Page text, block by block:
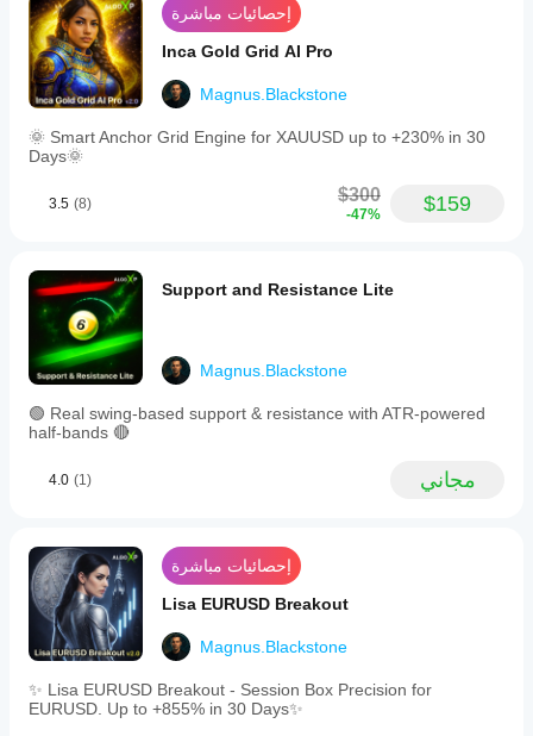
والفروقات
وجودة
التنفيذ.
يساعدك
اختبار
البوت في
بيئتك
الخاصة
كيفية أدائه
الفعلي.
إحصائيات مباشرة
Inca Gold Grid AI Pro
Magnus.Blackstone
🌞 Smart Anchor Grid Engine for XAUUSD up to +230% in 30
Days🌞
3.5 (8) $300
-47% $159
Support and Resistance Lite
Magnus.Blackstone
🟢 Real swing-based support & resistance with ATR-powered
half-bands 🔴
4.0 (1) مجاني
إحصائيات مباشرة
Lisa EURUSD Breakout
Magnus.Blackstone
✨ Lisa EURUSD Breakout - Session Box Precision for
EURUSD. Up to +855% in 30 Days✨